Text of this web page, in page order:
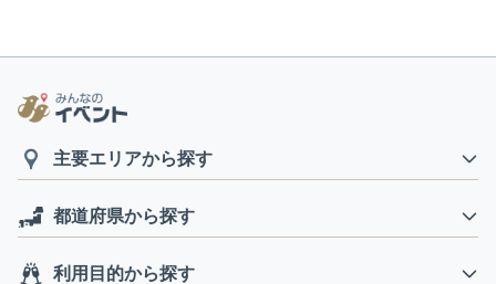
主要エリアから探す
都道府県から探す
利用目的から探す